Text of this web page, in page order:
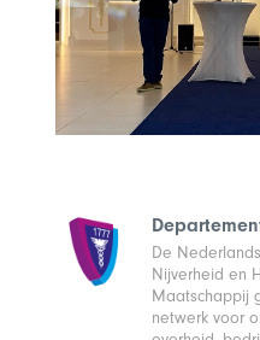
De
Nijverheid en
Maatschappij
netwerk voor